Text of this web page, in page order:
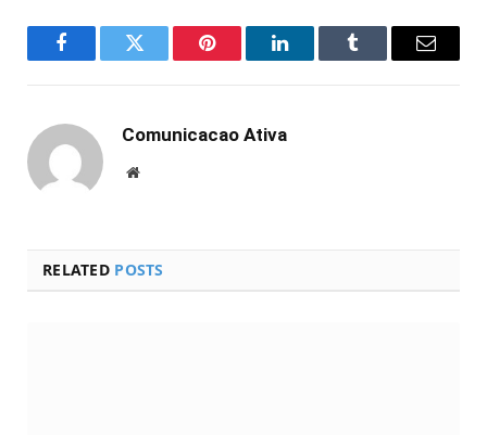
FacebookTwitter Pinterest LinkedInTumblr Email
Comunicacao Ativa
Website
RELATED POSTS